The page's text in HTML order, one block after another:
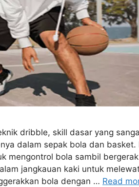
dribble, skill dasar yang
dalam sepak bola dan
mengontrol bola sambil
jangkauan kaki untuk
bola dengan … Read